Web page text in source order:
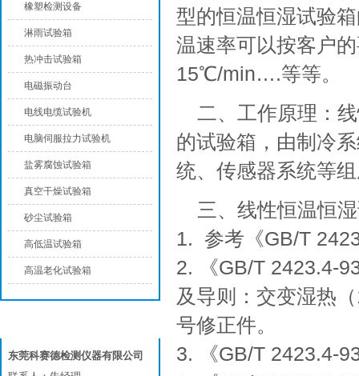
型的恒温恒湿试验
温速率可以按客户
15℃/min….等等。
二、工作原理：
的试验箱，由制冷
统、传感器系统等
三、线性恒温恒
1. 参考《GB/T
2. 《GB/T 2423.4-
及导则：交变湿热
号修正件。
3. 《GB/T 2423.4-
橡塑检测设备
淋雨试验箱
热冲击试验箱
电磁振动台
电线电缆试验机
电脑伺服拉力试验机
盐雾腐蚀试验箱
真空干燥试验箱
砂尘试验箱
高低温试验箱
高温老化试验箱
东莞科赛德检测仪器有限公司